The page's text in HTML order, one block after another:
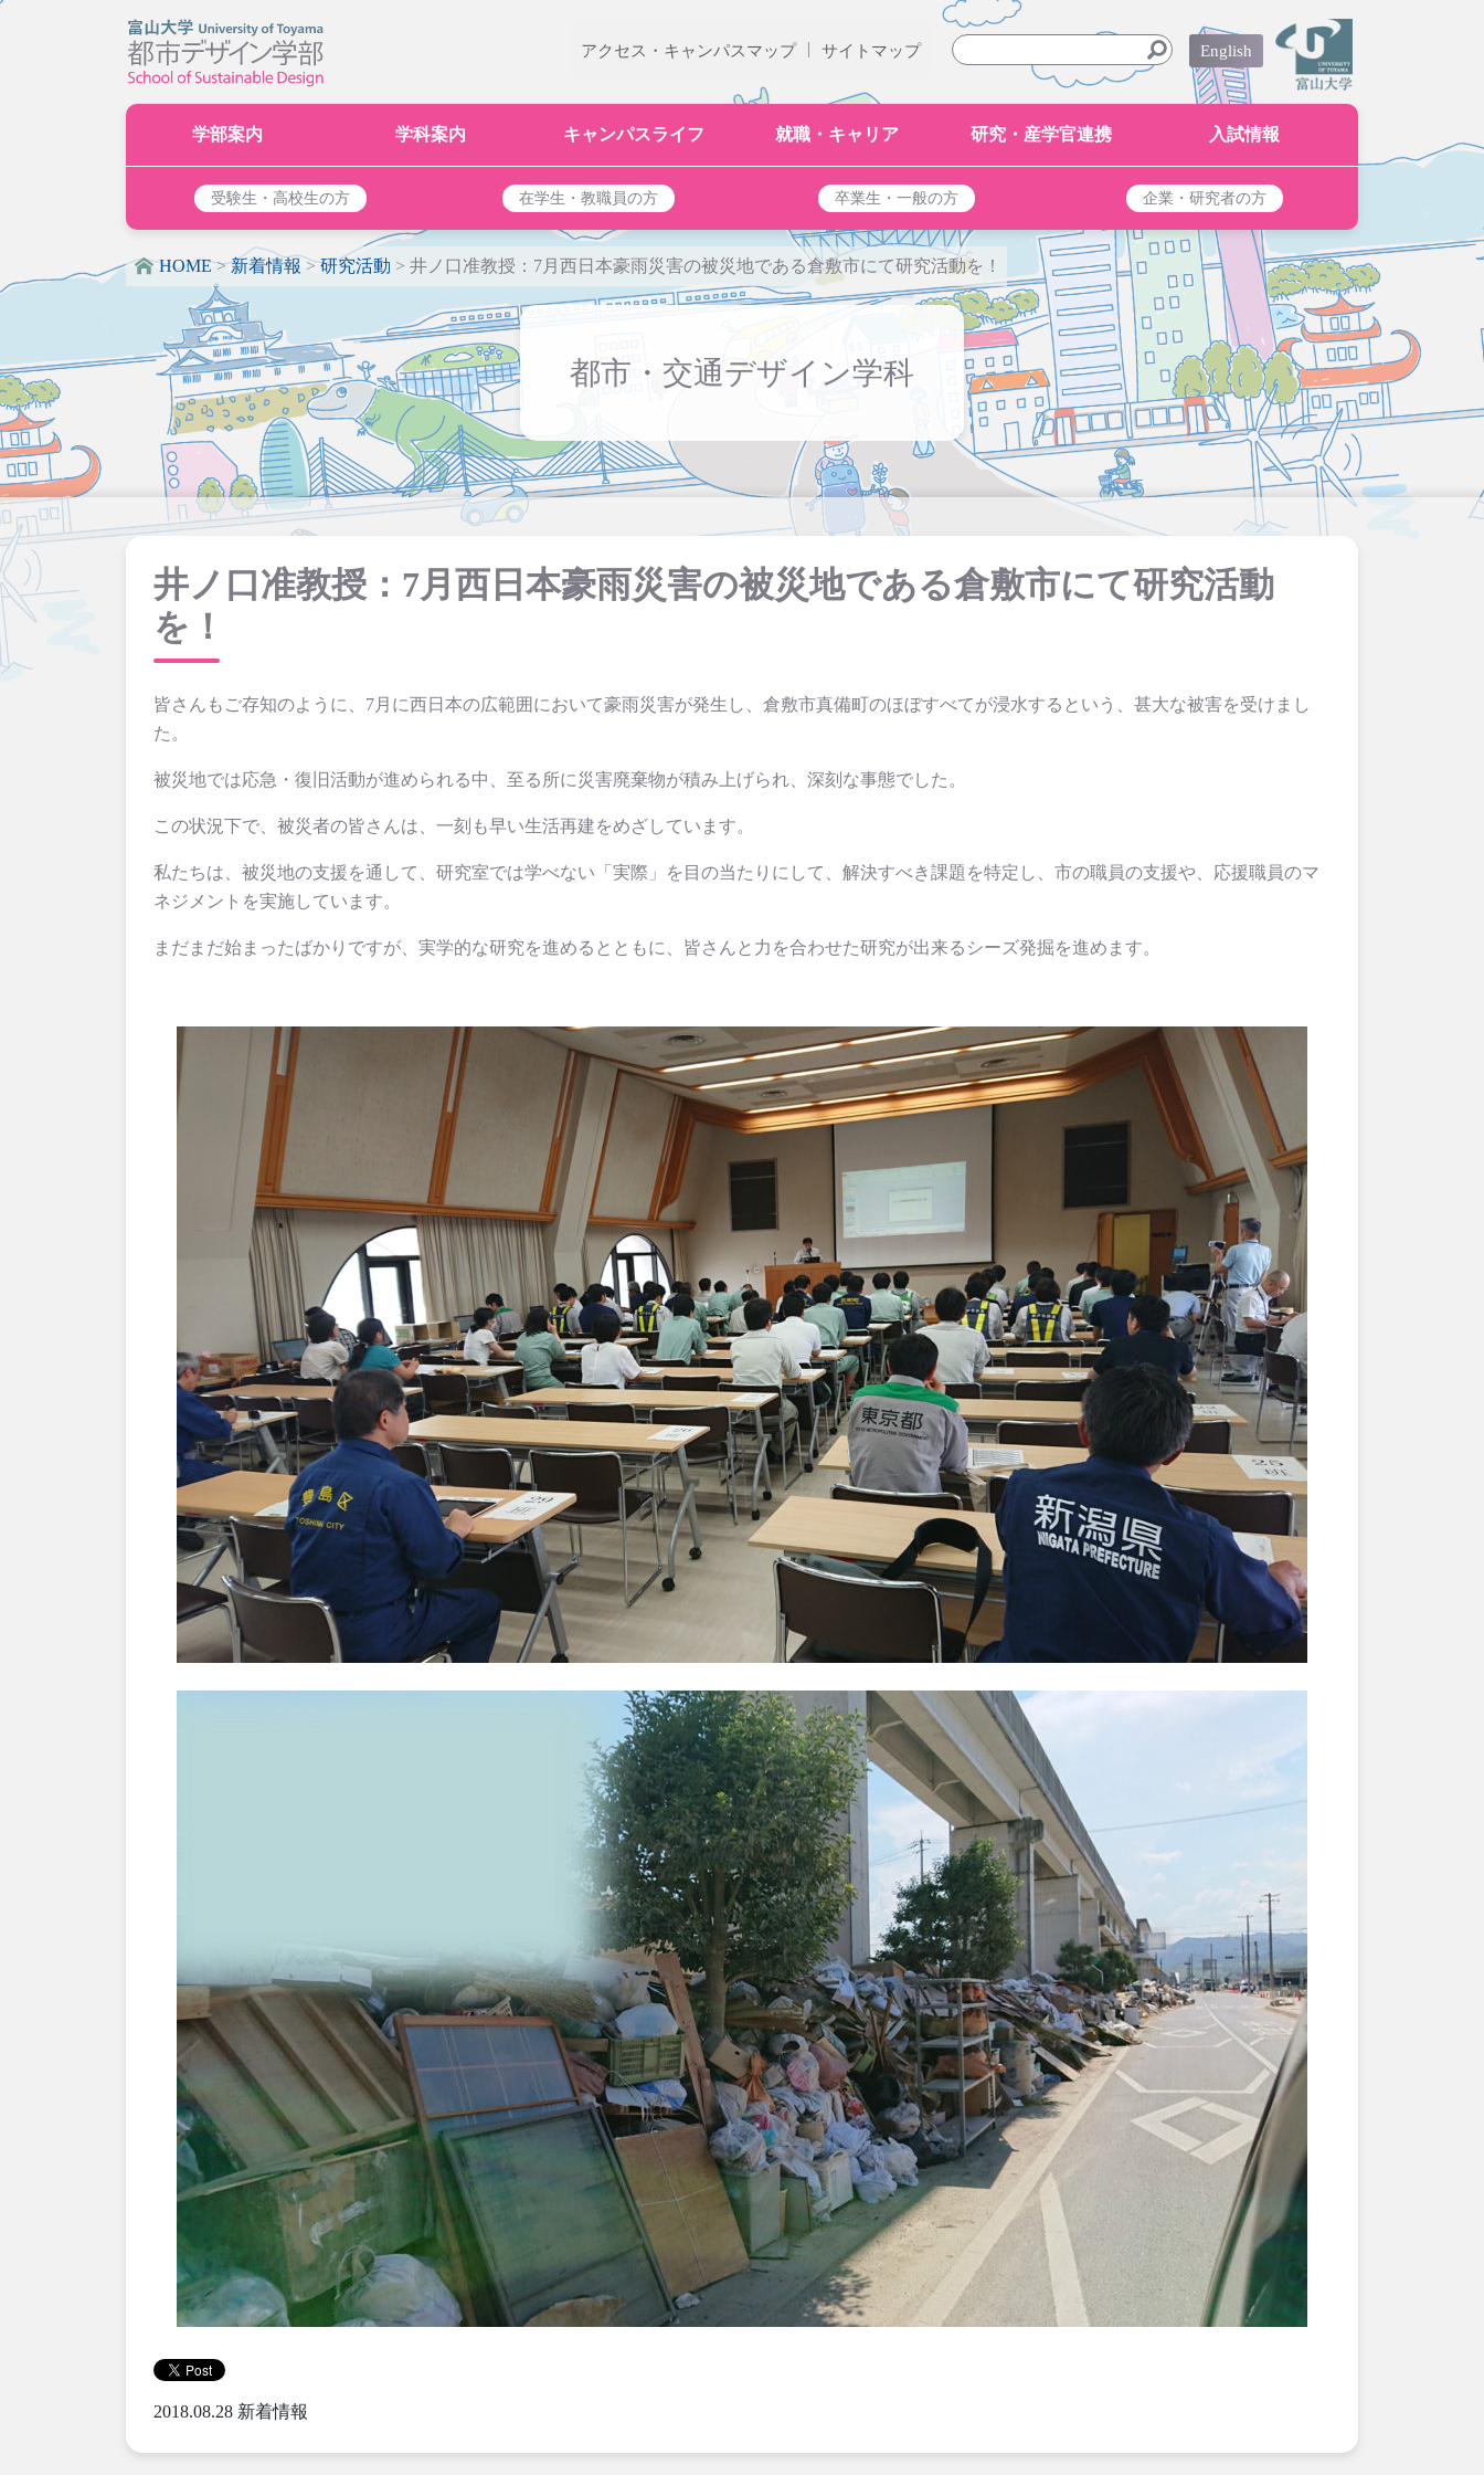
English
サイトマップ
|
アクセス・キャンパスマップ
学部案内 学科案内 キャンパスライフ 就職・キャリア 研究・産学官連携 入試情報
受験生・高校生の方 在学生・教職員の方 卒業生・一般の方 企業・研究者の方
HOME>新着情報 >研究活動 > 井ノ口准教授：7月西日本豪雨災害の被災地である倉敷市にて研究活動を！
都市・交通デザイン学科
井ノ口准教授：7月西日本豪雨災害の被災地である倉敷市にて研究活動
を！
皆さんもご存知のように、7月に西日本の広範囲において豪雨災害が発生し、倉敷市真備町のほぼすべてが浸水するという、甚大な被害を受けまし
た。
被災地では応急・復旧活動が進められる中、至る所に災害廃棄物が積み上げられ、深刻な事態でした。
この状況下で、被災者の皆さんは、一刻も早い生活再建をめざしています。
私たちは、被災地の支援を通して、研究室では学べない「実際」を目の当たりにして、解決すべき課題を特定し、市の職員の支援や、応援職員のマ
ネジメントを実施しています。
まだまだ始まったばかりですが、実学的な研究を進めるとともに、皆さんと力を合わせた研究が出来るシーズ発掘を進めます。
2018.08.28 新着情報